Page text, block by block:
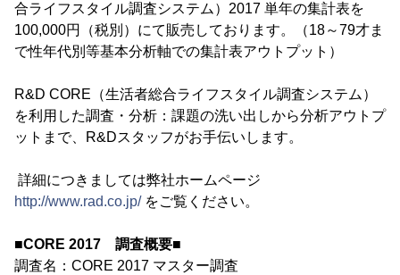
合ライフスタイル調査システム）2017 単年の集計表を
100,000円（税別）にて販売しております。（18～79才ま
で性年代別等基本分析軸での集計表アウトプット）
R&D CORE（生活者総合ライフスタイル調査システム）
を利用した調査・分析：課題の洗い出しから分析アウトプ
ットまで、R&Dスタッフがお手伝いします。
詳細につきましては弊社ホームページ
http://www.rad.co.jp/をご覧ください。
■CORE 2017 調査概要■
調査名：CORE 2017 マスター調査